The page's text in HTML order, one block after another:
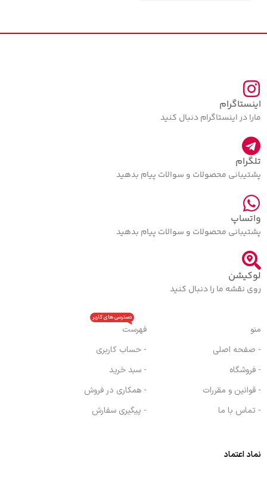
اینستاگرام
مارا در اینستاگرام دنبال کنید
تلگرام
پشتیبانی محصولات و سوالات پیام بدهید
واتساپ
پشتیبانی محصولات و سوالات پیام بدهید
لوکیشن
روی نقشه ما را دنبال کنید
منو
- صفحه اصلی
- فروشگاه
- قوانین و مقررات
- تماس با ما
فهرست
دسترسی های کاربر
- حساب کاربری
- سبد خرید
- همکاری در فروش
- پیگیری سفارش
نماد اعتماد